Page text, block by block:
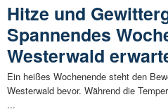
Hitze und
Spannendes
Westerwald
Ein heißes Wochenende steht den
Westerwald bevor. Während die
...